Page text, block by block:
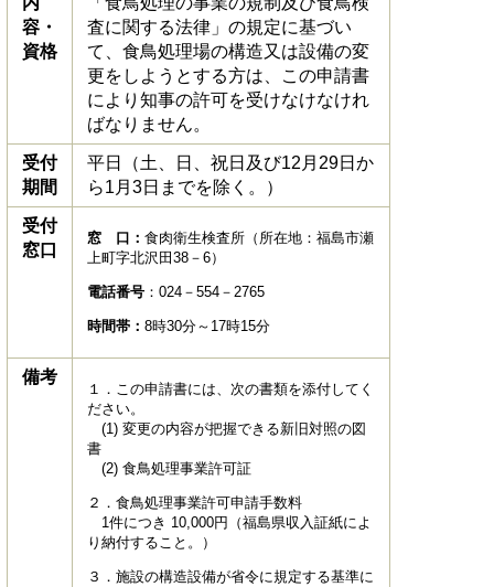
容・
資格
査に関する法律」の規定に基づい
て、食鳥処理場の構造又は設備の変
更をしようとする方は、この申請書
により知事の許可を受けなけなけれ
ばなりません。
受付
期間
平日（土、日、祝日及び12月29日か
ら1月3日までを除く。）
受付
窓口
窓 口： 食肉衛生検査所（所在地：福島市瀬
上町字北沢田38－6）
電話番号：024－554－2765
時間帯： 8時30分～17時15分
備考
１．この申請書には、次の書類を添付してく
ださい。
(1) ​変更の内容が把握できる新旧対照の図
書
(2) 食鳥処理事業許可証
２．食鳥処理事業許可申請手数料
1件につき 10,000円（福島県収入証紙によ
り納付すること。）
３．施設の構造設備が省令に規定する基準に